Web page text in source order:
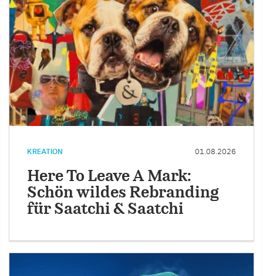
KREATION 01.08.2026
Here To Leave A Mark:
Schön wildes Rebranding
für Saatchi & Saatchi